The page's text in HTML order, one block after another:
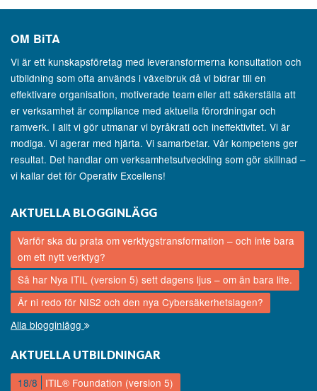
OM BiTA
Vi är ett kunskapsföretag med leveransformerna konsultation och
utbildning som ofta används i växelbruk då vi bidrar till en
effektivare organisation, motiverade team eller att säkerställa att
er verksamhet är compliance med aktuella förordningar och
ramverk. I allt vi gör utmanar vi byråkrati och ineffektivitet. Vi är
modiga. Vi agerar med hjärta. Vi samarbetar. Vår kompetens ger
resultat. Det handlar om verksamhetsutveckling som gör skillnad –
vi kallar det för Operativ Excellens!
AKTUELLA BLOGGINLÄGG
Varför ska du prata om verktygstransformation – och inte bara
om ett nytt verktyg?
Så har Nya ITIL (version 5) sett dagens ljus – om än bara lite.
Är ni redo för NIS2 och den nya Cybersäkerhetslagen?
Alla blogginlägg
AKTUELLA UTBILDNINGAR
18/8
ITIL® Foundation (version 5)